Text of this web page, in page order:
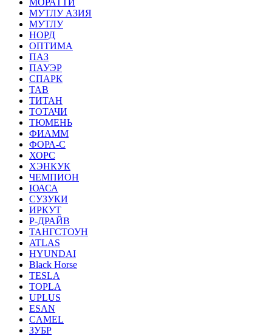
МОРАТТИ
МУТЛУ АЗИЯ
МУТЛУ
НОРД
ОПТИМА
ПАЗ
ПАУЭР
СПАРК
ТАВ
ТИТАН
ТОТАЧИ
ТЮМЕНЬ
ФИАММ
ФОРА-С
ХОРС
ХЭНКУК
ЧЕМПИОН
ЮАСА
СУЗУКИ
ИРКУТ
Р-ДРАЙВ
ТАНГСТОУН
ATLAS
HYUNDAI
Black Horse
TESLA
TOPLA
UPLUS
ESAN
CAMEL
ЗУБР